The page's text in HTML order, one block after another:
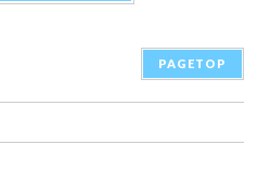
PAGETOP